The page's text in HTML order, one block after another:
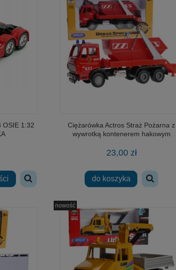
OSIE 1:32
Ciężarówka Actros Straż Pożarna z
wywrotką kontenerem hakowym
23,00 zł
do koszyka
nowość